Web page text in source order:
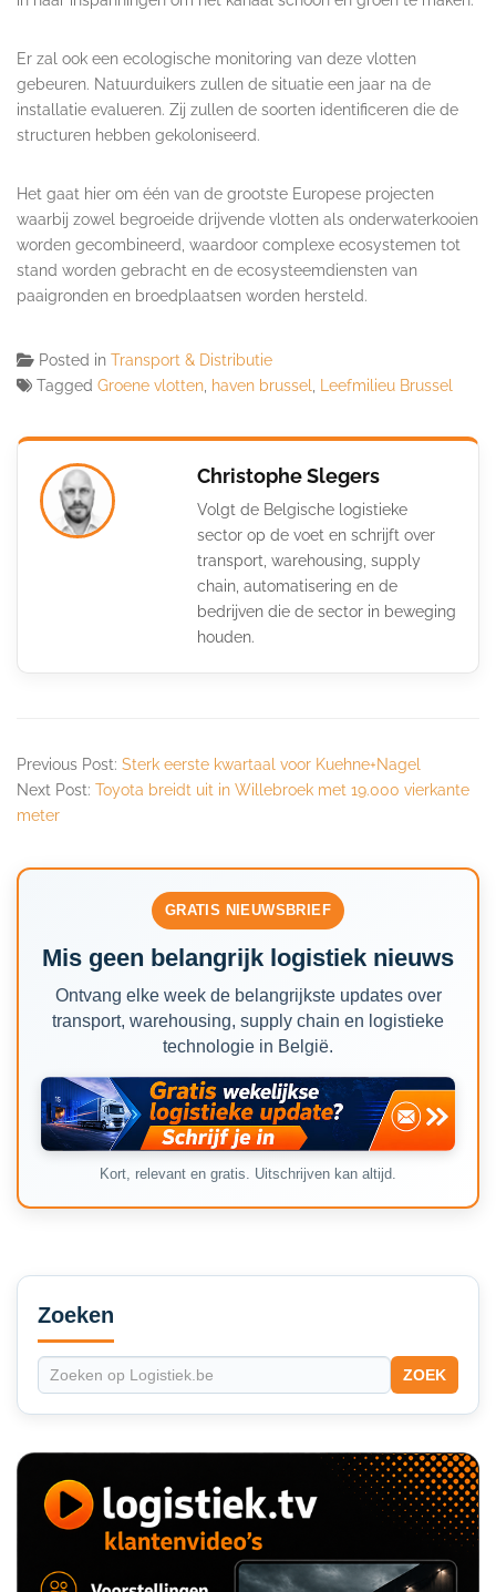
Er zal ook een ecologische monitoring van deze vlotten
gebeuren. Natuurduikers zullen de situatie een jaar na de
installatie evalueren. Zij zullen de soorten identificeren die de
structuren hebben gekoloniseerd.
Het gaat hier om één van de grootste Europese projecten
waarbij zowel begroeide drijvende vlotten als onderwaterkooien
worden gecombineerd, waardoor complexe ecosystemen tot
stand worden gebracht en de ecosysteemdiensten van
paaigronden en broedplaatsen worden hersteld.
Posted in Transport & Distributie
Tagged Groene vlotten, haven brussel, Leefmilieu Brussel
Christophe Slegers
Volgt de Belgische logistieke
sector op de voet en schrijft over
transport, warehousing, supply
chain, automatisering en de
bedrijven die de sector in beweging
houden.
Previous Post: Sterk eerste kwartaal voor Kuehne+Nagel
Next Post: Toyota breidt uit in Willebroek met 19.000 vierkante
meter
GRATIS NIEUWSBRIEF
Mis geen belangrijk logistiek nieuws
Ontvang elke week de belangrijkste updates over
transport, warehousing, supply chain en logistieke
technologie in België.
Kort, relevant en gratis. Uitschrijven kan altijd.
Secondary
Sidebar
Zoeken
ZOEK